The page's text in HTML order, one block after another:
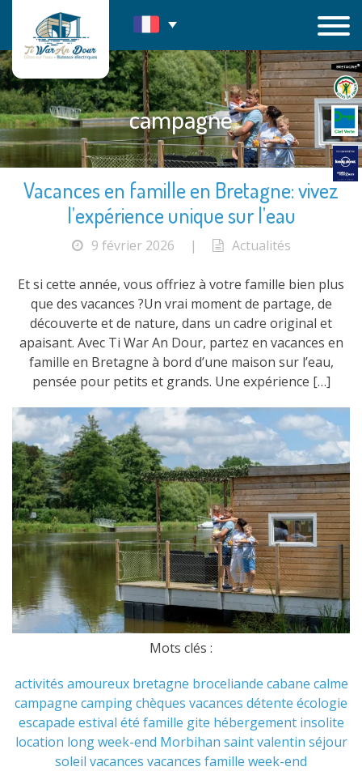
contenu
campagne
Vacances en famille en Bretagne: vivez
l’expérience unique sur l’eau
9 février 2026 | Actualités
Et si cette année, vous offriez à votre famille bien plus
que des vacances ?Un vrai moment de partage, de
découverte et de nature, dans un cadre original et
apaisant. Avec Ti War An Dour, partez en vacances en
famille en Bretagne à bord d’une maison sur l’eau,
pensée pour petits et grands. Une expérience […]
Mots clés :
activités amoureux bretagne broceliande cabane calme
campagne campingchèques vacances détente écologie
escapade estival été famille gite hébergement insolite
location long week-end Morbihan saint valentin séjour
soleil vacances vacances famille week-end